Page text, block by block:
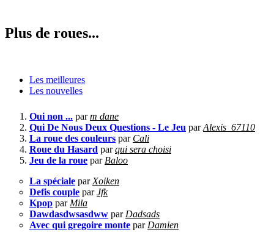
Plus de roues...
Les meilleures
Les nouvelles
Oui non ... parm dane
Qui De Nous Deux Questions - Le Jeu parAlexis_67110
La roue des couleurs par Cali
Roue du Hasard parqui sera choisi
Jeu de la roue par Baloo
La spéciale par Xoiken
Defis couple parJfk
Kpop par Mila
Dawdasdwsasdww par Dadsads
Avec qui gregoire monte par Damien